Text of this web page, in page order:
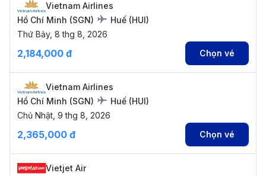
Vietnam Airlines
Hồ Chí Minh (SGN) Huế (HUI)
Thứ Bảy, 8 thg 8, 2026
2,184,000 đ Chọn vé
Vietnam Airlines
Hồ Chí Minh (SGN) Huế (HUI)
Chủ Nhật, 9 thg 8, 2026
2,365,000 đ Chọn vé
Vietjet Air